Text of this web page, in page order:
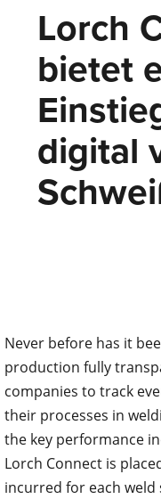
Lorch
bietet
digital
Never before has it
production fully
companies to track
their processes in
the key performance
Lorch Connect is
incurred for each